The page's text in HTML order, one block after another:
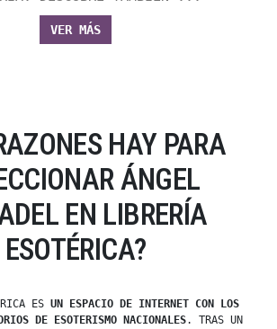
VER MÁS
HAY PARA
ÁNGEL
EN LIBRERÍA
ESOTÉRICA?
ES UN ESPACIO DE INTERNET CON LOS
DE ESOTERISMO NACIONALES. TRAS UN